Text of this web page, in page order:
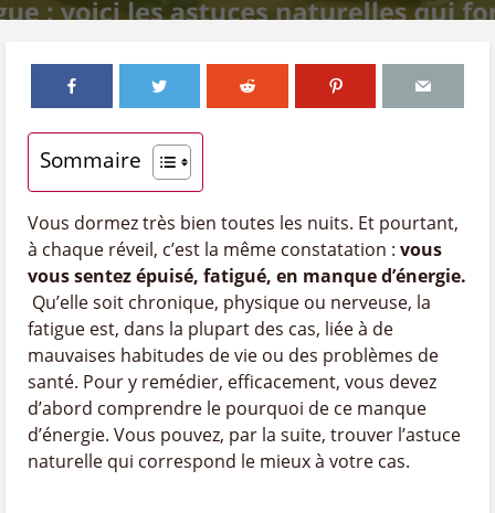
Sommaire
Vous dormez très bien toutes les nuits. Et pourtant,
à chaque réveil, c’est la même constatation : vous
vous sentez épuisé, fatigué, en manque d’énergie.
Qu’elle soit chronique, physique ou nerveuse, la
fatigue est, dans la plupart des cas, liée à de
mauvaises habitudes de vie ou des problèmes de
santé. Pour y remédier, efficacement, vous devez
d’abord comprendre le pourquoi de ce manque
d’énergie. Vous pouvez, par la suite, trouver l’astuce
naturelle qui correspond le mieux à votre cas.